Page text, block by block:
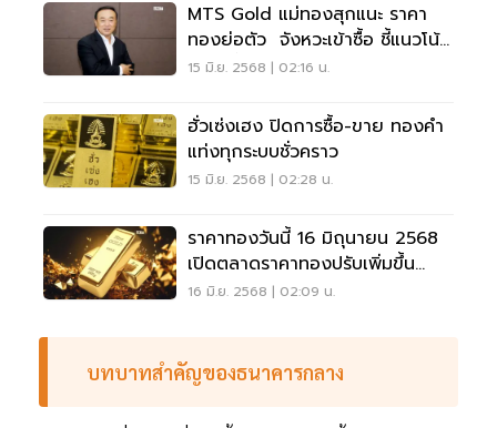
MTS Gold แม่ทองสุกแนะ ราคา
ทองย่อตัว จังหวะเข้าซื้อ ชี้แนวโน้ม
ยังขาขึ้น
15 มิ.ย. 2568 | 02:16 น.
ฮั่วเซ่งเฮง ปิดการซื้อ-ขาย ทองคำ
แท่งทุกระบบชั่วคราว
15 มิ.ย. 2568 | 02:28 น.
ราคาทองวันนี้ 16 มิถุนายน 2568
เปิดตลาดราคาทองปรับเพิ่มขึ้น
400 บาท
16 มิ.ย. 2568 | 02:09 น.
บทบาทสำคัญของธนาคารกลาง